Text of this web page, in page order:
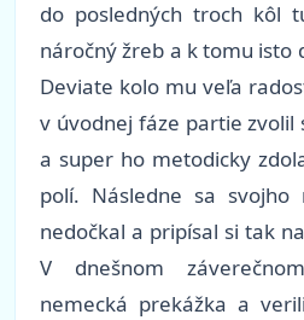
do posledných troch kôl
náročný žreb a k tomu isto
Deviate kolo mu veľa
v úvodnej fáze partie zvolil
a super ho metodicky
polí. Následne sa svojho
nedočkal a pripísal si tak
V dnešnom
nemecká prekážka a